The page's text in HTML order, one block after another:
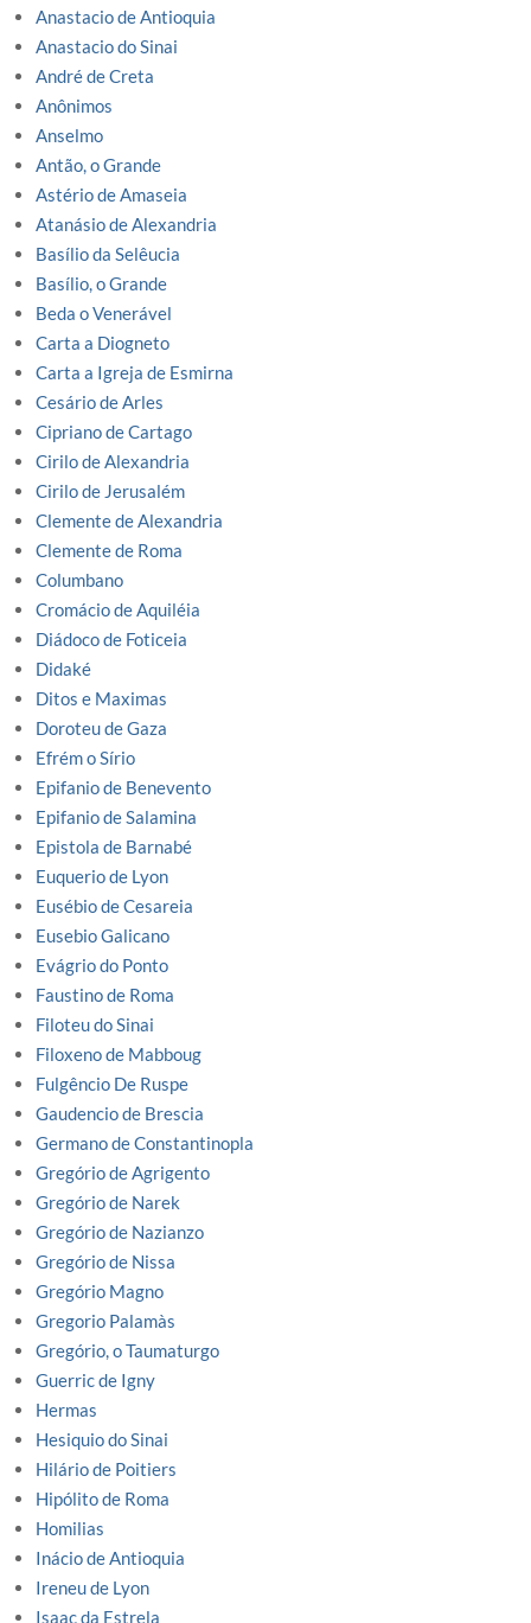
Anastacio de Antioquia
Anastacio do Sinai
André de Creta
Anônimos
Anselmo
Antão, o Grande
Astério de Amaseia
Atanásio de Alexandria
Basílio da Selêucia
Basílio, o Grande
Beda o Venerável
Carta a Diogneto
Carta a Igreja de Esmirna
Cesário de Arles
Cipriano de Cartago
Cirilo de Alexandria
Cirilo de Jerusalém
Clemente de Alexandria
Clemente de Roma
Columbano
Cromácio de Aquiléia
Diádoco de Foticeia
Didaké
Ditos e Maximas
Doroteu de Gaza
Efrém o Sírio
Epifanio de Benevento
Epifanio de Salamina
Epistola de Barnabé
Euquerio de Lyon
Eusébio de Cesareia
Eusebio Galicano
Evágrio do Ponto
Faustino de Roma
Filoteu do Sinai
Filoxeno de Mabboug
Fulgêncio De Ruspe
Gaudencio de Brescia
Germano de Constantinopla
Gregório de Agrigento
Gregório de Narek
Gregório de Nazianzo
Gregório de Nissa
Gregório Magno
Gregorio Palamàs
Gregório, o Taumaturgo
Guerric de Igny
Hermas
Hesiquio do Sinai
Hilário de Poitiers
Hipólito de Roma
Homilias
Inácio de Antioquia
Ireneu de Lyon
Isaac da Estrela